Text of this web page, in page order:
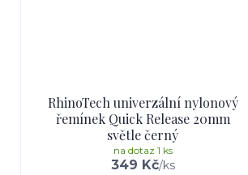
RhinoTech univerzální nylonový
řemínek Quick Release 20mm
světle černý
349 Kč/ks
na dotaz 1 ks